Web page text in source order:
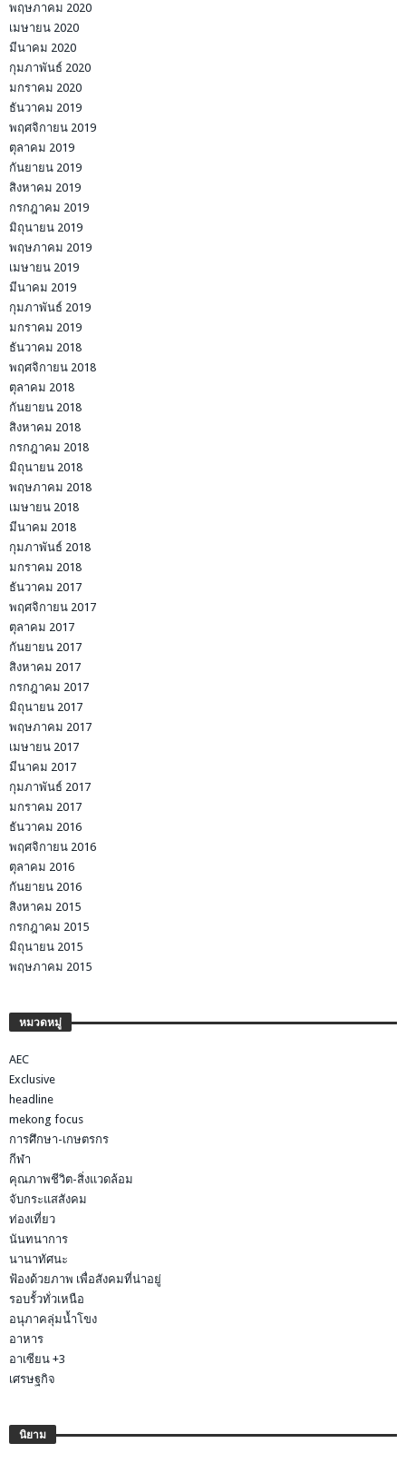
พฤษภาคม 2020
เมษายน 2020
มีนาคม 2020
กุมภาพันธ์ 2020
มกราคม 2020
ธันวาคม 2019
พฤศจิกายน 2019
ตุลาคม 2019
กันยายน 2019
สิงหาคม 2019
กรกฎาคม 2019
มิถุนายน 2019
พฤษภาคม 2019
เมษายน 2019
มีนาคม 2019
กุมภาพันธ์ 2019
มกราคม 2019
ธันวาคม 2018
พฤศจิกายน 2018
ตุลาคม 2018
กันยายน 2018
สิงหาคม 2018
กรกฎาคม 2018
มิถุนายน 2018
พฤษภาคม 2018
เมษายน 2018
มีนาคม 2018
กุมภาพันธ์ 2018
มกราคม 2018
ธันวาคม 2017
พฤศจิกายน 2017
ตุลาคม 2017
กันยายน 2017
สิงหาคม 2017
กรกฎาคม 2017
มิถุนายน 2017
พฤษภาคม 2017
เมษายน 2017
มีนาคม 2017
กุมภาพันธ์ 2017
มกราคม 2017
ธันวาคม 2016
พฤศจิกายน 2016
ตุลาคม 2016
กันยายน 2016
สิงหาคม 2015
กรกฎาคม 2015
มิถุนายน 2015
พฤษภาคม 2015
หมวดหมู่
AEC
Exclusive
headline
mekong focus
การศึกษา-เกษตรกร
กีฬา
คุณภาพชีวิต-สิ่งแวดล้อม
จับกระแสสังคม
ท่องเที่ยว
นันทนาการ
นานาทัศนะ
ฟ้องด้วยภาพ เพื่อสังคมที่น่าอยู่
รอบรั้วทั่วเหนือ
อนุภาคลุ่มน้ำโขง
อาหาร
อาเซียน +3
เศรษฐกิจ
นิยาม